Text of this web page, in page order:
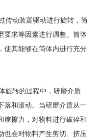
动装置驱动进行旋转，筒
要求等因素进行调整。筒体
使其能够在筒体内进行充分
转的过程中，研磨介质
落和滚动。当研磨介质从一
摩擦力，对物料进行破碎和
也会对物料产生剪切、挤压